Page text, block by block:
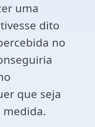
uma
dito
no
que seja
medida.